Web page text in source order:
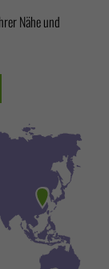
Nähe und